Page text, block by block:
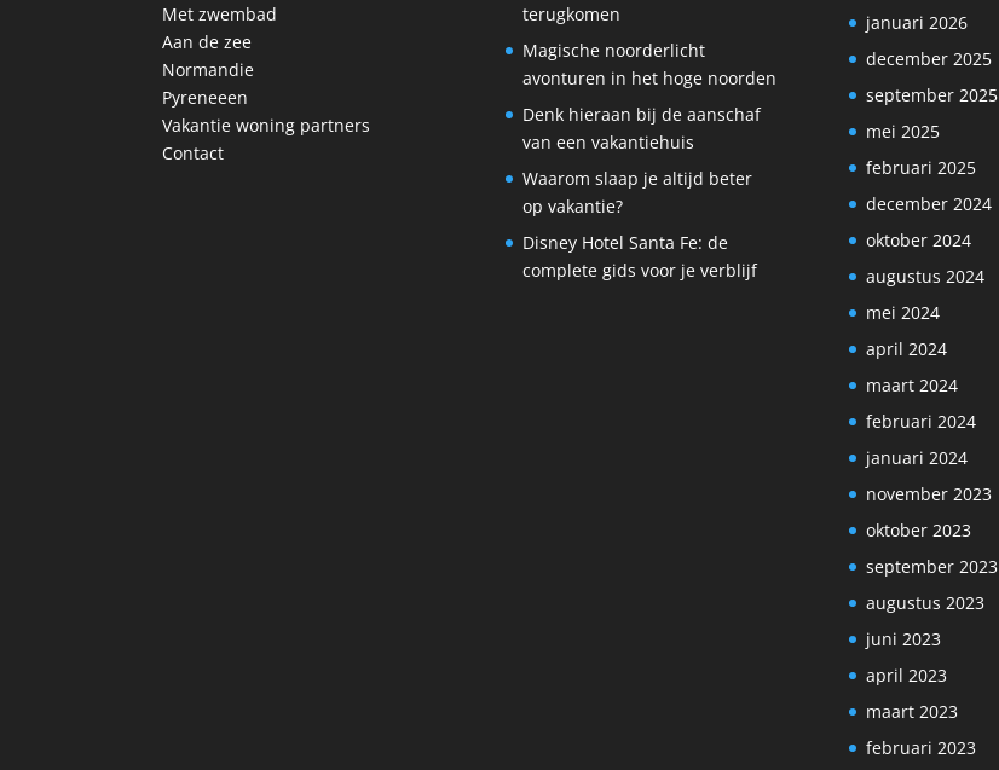
Met zwembad
Aan de zee
Normandie
Pyreneeen
Vakantie woning partners
Contact
terugkomen
Magische noorderlicht
avonturen in het hoge noorden
Denk hieraan bij de aanschaf
van een vakantiehuis
Waarom slaap je altijd beter
op vakantie?
Disney Hotel Santa Fe: de
complete gids voor je verblijf
januari 2026
december 2025
september 2025
mei 2025
februari 2025
december 2024
oktober 2024
augustus 2024
mei 2024
april 2024
maart 2024
februari 2024
januari 2024
november 2023
oktober 2023
september 2023
augustus 2023
juni 2023
april 2023
maart 2023
februari 2023